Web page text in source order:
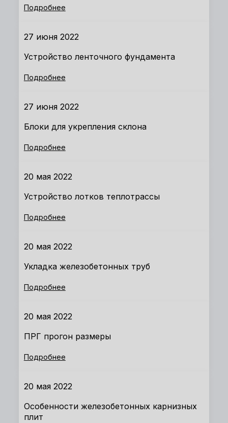
Подробнее
27 июня 2022
Устройство ленточного фундамента
Подробнее
27 июня 2022
Блоки для укрепления склона
Подробнее
20 мая 2022
Устройство лотков теплотрассы
Подробнее
20 мая 2022
Укладка железобетонных труб
Подробнее
20 мая 2022
ПРГ прогон размеры
Подробнее
20 мая 2022
Особенности железобетонных карнизных
плит